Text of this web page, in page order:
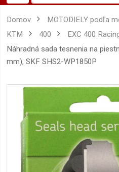
Domov MOTODIELY podľa
KTM
400
EXC 400
náhradná sada tesnenia na piestnici zd. tlmiča (WP PDS 50
mm), SKF SHS2-WP1850P